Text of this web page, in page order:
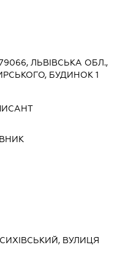
ЛЬВІВСЬКА ОБЛ.,
БУДИНОК 1
ВУЛИЦЯ